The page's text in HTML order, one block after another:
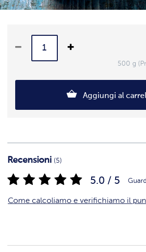
500 g
Aggiungi al
Recensioni (5)
5.0 / 5
Come calcoliamo e verifichiamo il